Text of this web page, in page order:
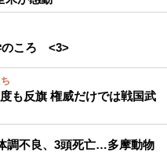
のころ <3>
も反旗 権威だけでは戦国武
調不良、3頭死亡…多摩動物